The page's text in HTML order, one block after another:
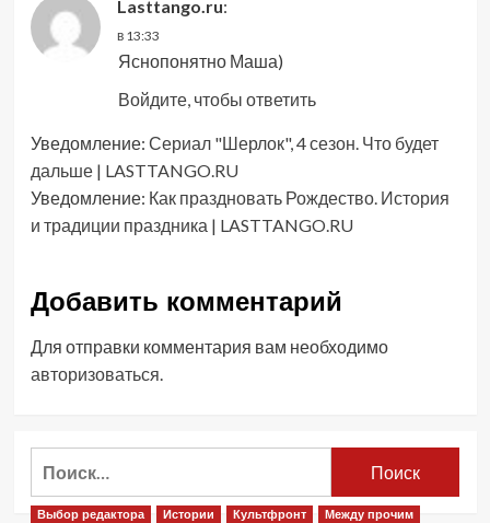
Lasttango.ru:
в 13:33
Яснопонятно Маша)
Войдите, чтобы ответить
Уведомление: Сериал "Шерлок", 4 сезон. Что будет
дальше | LASTTANGO.RU
Уведомление: Как праздновать Рождество. История
и традиции праздника | LASTTANGO.RU
Добавить комментарий
Для отправки комментария вам необходимо
авторизоваться.
Выбор редактора Истории Культфронт
Между прочим